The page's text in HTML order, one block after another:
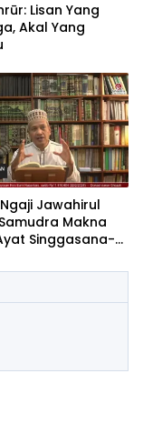
Lisan Yang
Akal Yang
Jawahirul
Makna
Singgasana-